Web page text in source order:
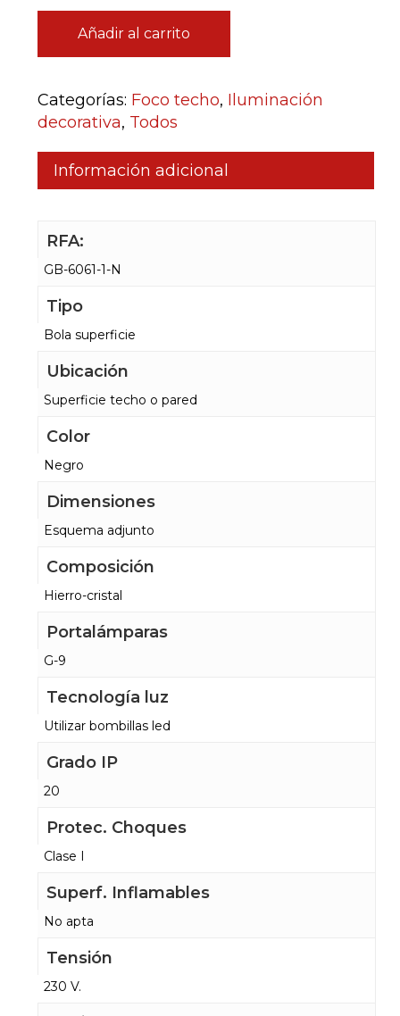
Añadir al carrito
Categorías: Foco techo, Iluminación
decorativa, Todos
Información adicional
RFA:
GB-6061-1-N
Tipo
Bola superficie
Ubicación
Superficie techo o pared
Color
Negro
Dimensiones
Esquema adjunto
Composición
Hierro-cristal
Portalámparas
G-9
Tecnología luz
Utilizar bombillas led
Grado IP
20
Protec. Choques
Clase I
Superf. Inflamables
No apta
Tensión
230 V.